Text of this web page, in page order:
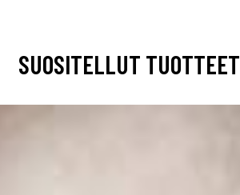
SUOSITELLUT TUOTTEET